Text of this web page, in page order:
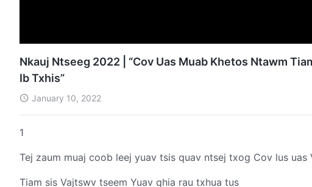
Nkauj Ntseeg 2022 | “Cov Uas Muab Khetos Ntawm
Ib Txhis”
January 10, 2022
1
Tej zaum muaj coob leej yuav tsis quav ntsej txog Cov lus uas
Tiam sis Vajtswv tseem Yuav qhia rau txhua tus